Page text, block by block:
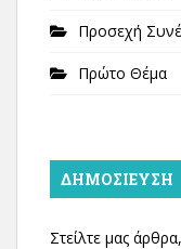
Προσεχή
Πρώτο Θέμα
ΔΗΜΟΣΊΕΥΣΗ
Στείλτε μας